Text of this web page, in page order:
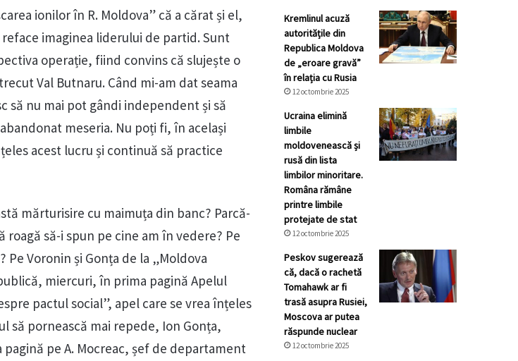
ionilor în R. Moldova” că a cărat și el,
imaginea liderului de partid. Sunt
operație, fiind convins că slujește o
Val Butnaru. Când mi-am dat seama
să nu mai pot gândi independent și să
meseria. Nu poți fi, în același
acest lucru și continuă să practice
mărturisire cu maimuța din banc? Parcă-
să-i spun pe cine am în vedere? Pe
Voronin și Gonța de la „Moldova
miercuri, în prima pagină Apelul
pactul social”, apel care se vrea înțeles
să pornească mai repede, Ion Gonța,
pe A. Mocreac, șef de departament
Kremlinul acuză
autoritățile din
Republica Moldova
de „eroare gravă”
în relația cu Rusia
12 octombrie 2025
Ucraina elimină
limbile
moldovenească și
rusă din lista
limbilor minoritare.
Româna rămâne
printre limbile
protejate de stat
12 octombrie 2025
Peskov sugerează
că, dacă o rachetă
Tomahawk ar fi
trasă asupra Rusiei,
Moscova ar putea
răspunde nuclear
12 octombrie 2025